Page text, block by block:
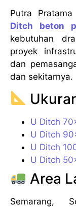
Putra
Ditch beton
kebutuhan
proyek
dan
dan sekitarnya.
U Ditch
U Ditch
U Ditch
U Ditch
Area
Semarang,